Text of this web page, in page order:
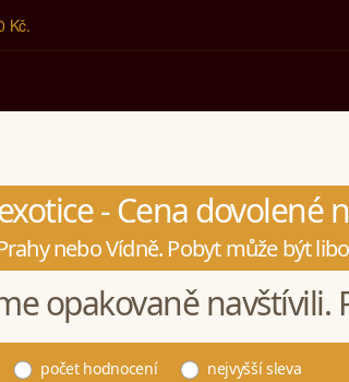
Kč.
- Cena dovolené
nebo Vídně. Pobyt může být
opakovaně navštívili.
počet hodnocení nejvyšší sleva